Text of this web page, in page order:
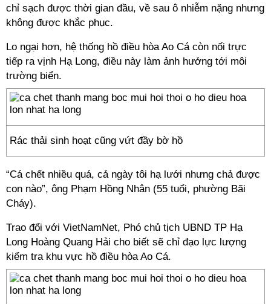
chỉ sạch được thời gian đầu, về sau ô nhiễm nặng nhưng
không được khắc phục.
Lo ngại hơn, hệ thống hồ điều hòa Ao Cá còn nối trực
tiếp ra vịnh Hạ Long, điều này làm ảnh hưởng tới môi
trường biển.
Rác thải sinh hoạt cũng vứt đầy bờ hồ
“Cá chết nhiều quá, cả ngày tôi hạ lưới nhưng chả được
con nào”, ông Phạm Hồng Nhân (55 tuổi, phường Bãi
Cháy).
Trao đổi với VietNamNet, Phó chủ tịch UBND TP Hạ
Long Hoàng Quang Hải cho biết sẽ chỉ đạo lực lượng
kiểm tra khu vực hồ điều hòa Ao Cá.